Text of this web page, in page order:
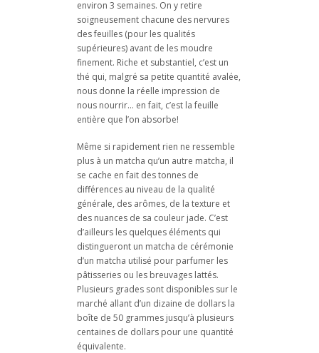
environ 3 semaines. On y retire
soigneusement chacune des nervures
des feuilles (pour les qualités
supérieures) avant de les moudre
finement. Riche et substantiel, c’est un
thé qui, malgré sa petite quantité avalée,
nous donne la réelle impression de
nous nourrir… en fait, c’est la feuille
entière que l’on absorbe!
Même si rapidement rien ne ressemble
plus à un matcha qu’un autre matcha, il
se cache en fait des tonnes de
différences au niveau de la qualité
générale, des arômes, de la texture et
des nuances de sa couleur jade. C’est
d’ailleurs les quelques éléments qui
distingueront un matcha de cérémonie
d’un matcha utilisé pour parfumer les
pâtisseries ou les breuvages lattés.
Plusieurs grades sont disponibles sur le
marché allant d’un dizaine de dollars la
boîte de 50 grammes jusqu’à plusieurs
centaines de dollars pour une quantité
équivalente.